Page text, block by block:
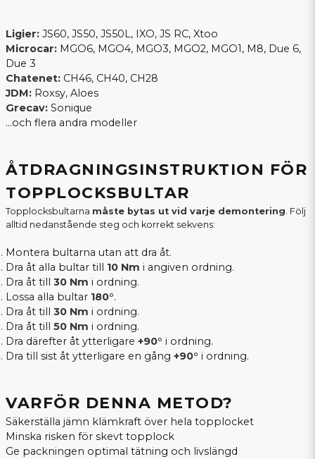
Ligier: JS60, JS50, JS50L, IXO, JS RC, Xtoo
Microcar: MGO6, MGO4, MGO3, MGO2, MGO1, M8, Due 6,
Due 3
Chatenet: CH46, CH40, CH28
JDM: Roxsy, Aloes
Grecav: Sonique
…och flera andra modeller
ÅTDRAGNINGSINSTRUKTION FÖR
TOPPLOCKSBULTAR
Topplocksbultarna måste bytas ut vid varje demontering. Följ
alltid nedanstående steg och korrekt sekvens:
Montera bultarna utan att dra åt.
Dra åt alla bultar till 10 Nm i angiven ordning.
Dra åt till 30 Nm i ordning.
Lossa alla bultar 180°.
Dra åt till 30 Nm i ordning.
Dra åt till 50 Nm i ordning.
Dra därefter åt ytterligare +90° i ordning.
Dra till sist åt ytterligare en gång +90° i ordning.
VARFÖR DENNA METOD?
Säkerställa jämn klämkraft över hela topplocket
Minska risken för skevt topplock
Ge packningen optimal tätning och livslängd